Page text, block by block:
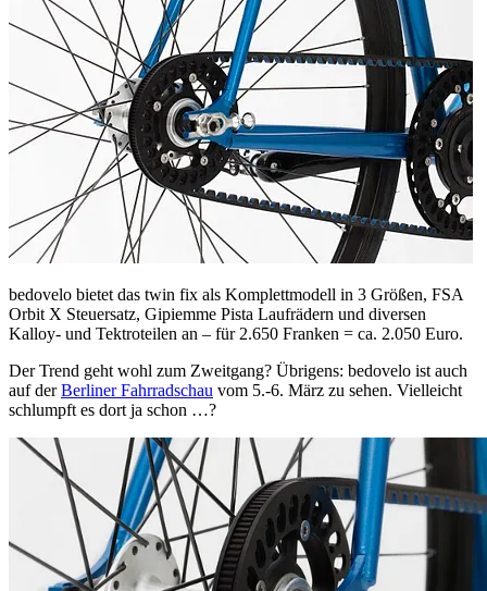
bedovelo bietet das twin fix als Komplettmodell in 3 Größen, FSA
Orbit X Steuersatz, Gipiemme Pista Laufrädern und diversen
Kalloy- und Tektroteilen an – für 2.650 Franken = ca. 2.050 Euro.
Der Trend geht wohl zum Zweitgang? Übrigens: bedovelo ist auch
auf derBerliner Fahrradschau vom 5.-6. März zu sehen. Vielleicht
schlumpft es dort ja schon …?